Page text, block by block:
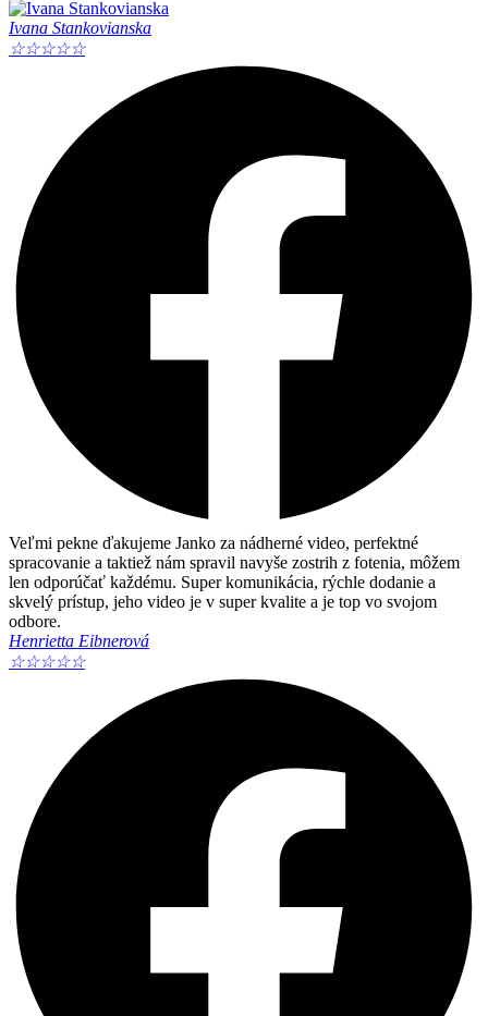
Ivana Stankovianska
☆☆☆☆☆
Veľmi pekne ďakujeme Janko za nádherné video, perfektné
spracovanie a taktiež nám spravil navyše zostrih z fotenia, môžem
len odporúčať každému. Super komunikácia, rýchle dodanie a
skvelý prístup, jeho video je v super kvalite a je top vo svojom
odbore.
Henrietta Eibnerová
☆☆☆☆☆